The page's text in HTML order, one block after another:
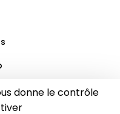
donne le contrôle